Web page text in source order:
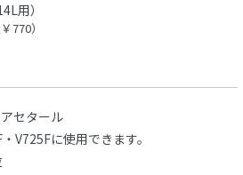
用）
770）
セタール
V725Fに使用できます。